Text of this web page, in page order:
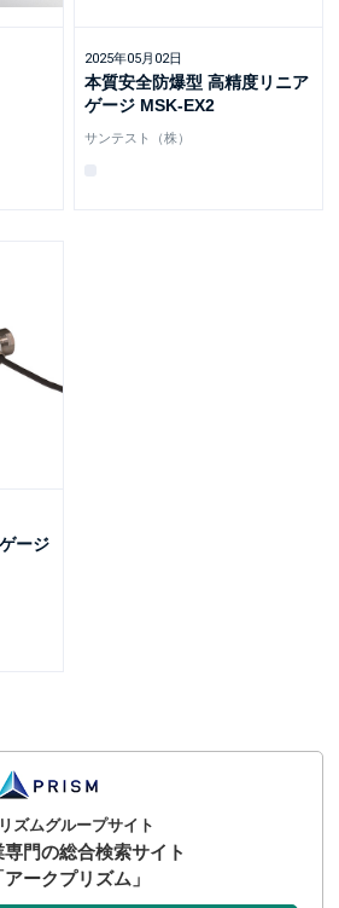
2025年05月02日
本質安全防爆型 高精度リニア
ゲージ MSK-EX2
サンテスト（株）
ージ
ズムグループサイト
専門の総合検索サイト
アークプリズム」